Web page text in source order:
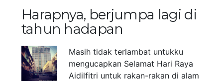
Harapnya, berjumpa lagi di
tahun hadapan
Masih tidak terlambat untukku
mengucapkan Selamat Hari Raya
Aidilfitri untuk rakan-rakan di alam